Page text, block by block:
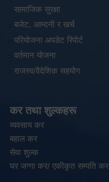
सामाजिक सुरक्षा
बजेट, आम्दनी र खर्च
परियोजना अपडेट रिपोर्ट
वर्तमान योजना
राजस्व/वैदेशिक सहयोग
कर तथा शुल्कहरू
व्यवसाय कर
बहाल कर
सेवा शुल्क
घर जग्गा कर/ एकीकृत सम्पति कर